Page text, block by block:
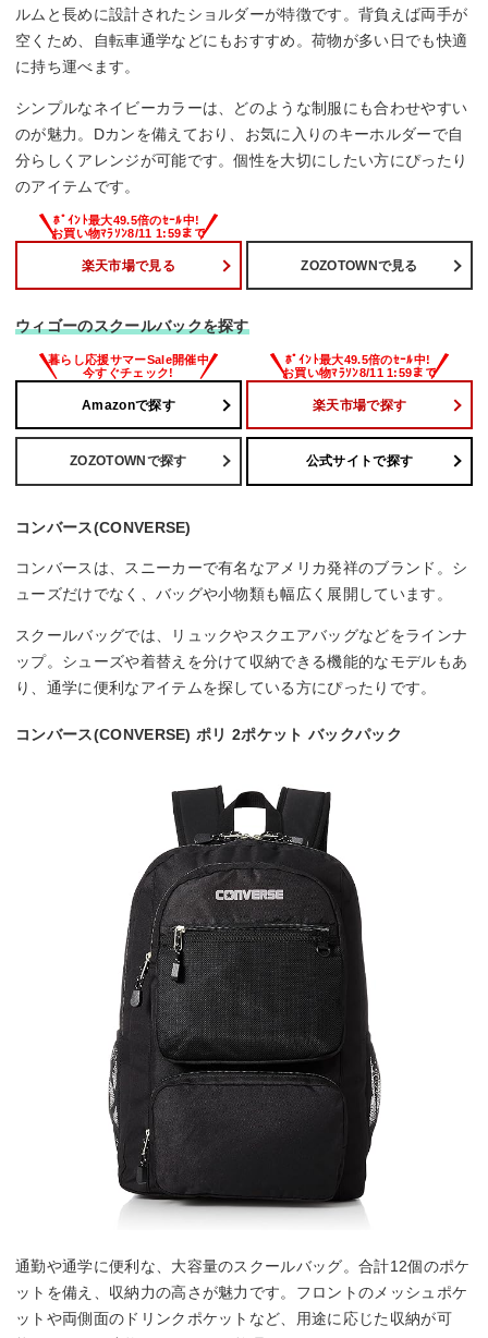
ルムと長めに設計されたショルダーが特徴です。背負えば両手が
空くため、自転車通学などにもおすすめ。荷物が多い日でも快適
に持ち運べます。
シンプルなネイビーカラーは、どのような制服にも合わせやすい
のが魅力。Dカンを備えており、お気に入りのキーホルダーで自
分らしくアレンジが可能です。個性を大切にしたい方にぴったり
のアイテムです。
楽天市場で見る ZOZOTOWNで見る
ウィゴーのスクールバックを探す
Amazonで探す 楽天市場で探す
ZOZOTOWNで探す 公式サイトで探す
コンバース(CONVERSE)
コンバースは、スニーカーで有名なアメリカ発祥のブランド。シ
ューズだけでなく、バッグや小物類も幅広く展開しています。
スクールバッグでは、リュックやスクエアバッグなどをラインナ
ップ。シューズや着替えを分けて収納できる機能的なモデルもあ
り、通学に便利なアイテムを探している方にぴったりです。
コンバース(CONVERSE) ポリ 2ポケット バックパック
通勤や通学に便利な、大容量のスクールバッグ。合計12個のポケ
ットを備え、収納力の高さが魅力です。フロントのメッシュポケ
ットや両側面のドリンクポケットなど、用途に応じた収納が可